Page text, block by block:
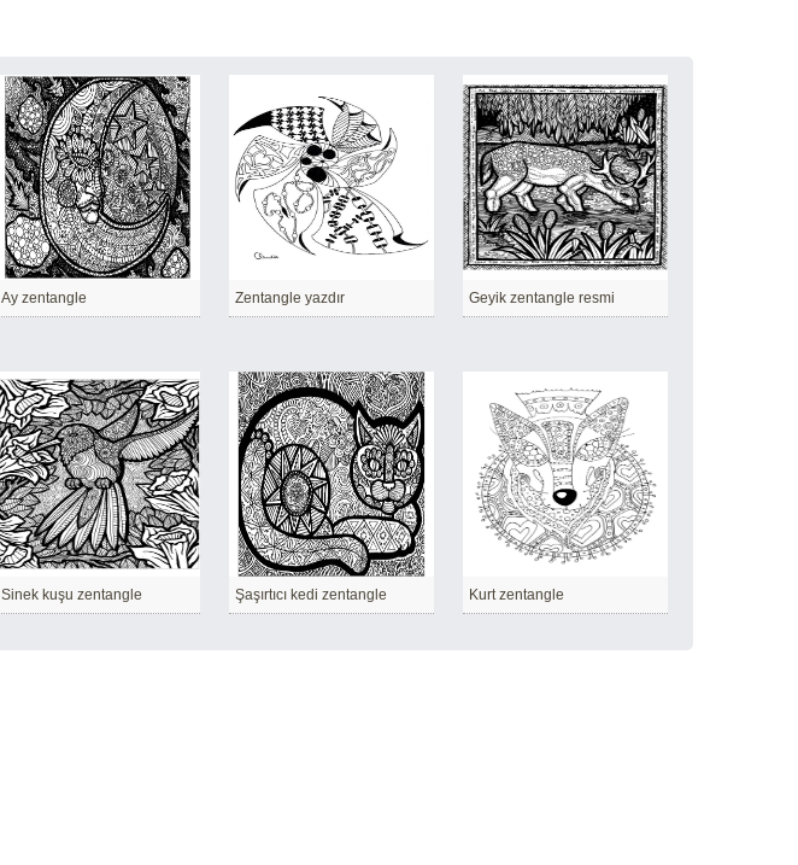
Ay zentangle Zentangle yazdır Geyik zentangle resmi
Sinek kuşu zentangle Şaşırtıcı kedi zentangle Kurt zentangle